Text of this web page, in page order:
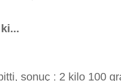
sonuç : 2 kilo 100